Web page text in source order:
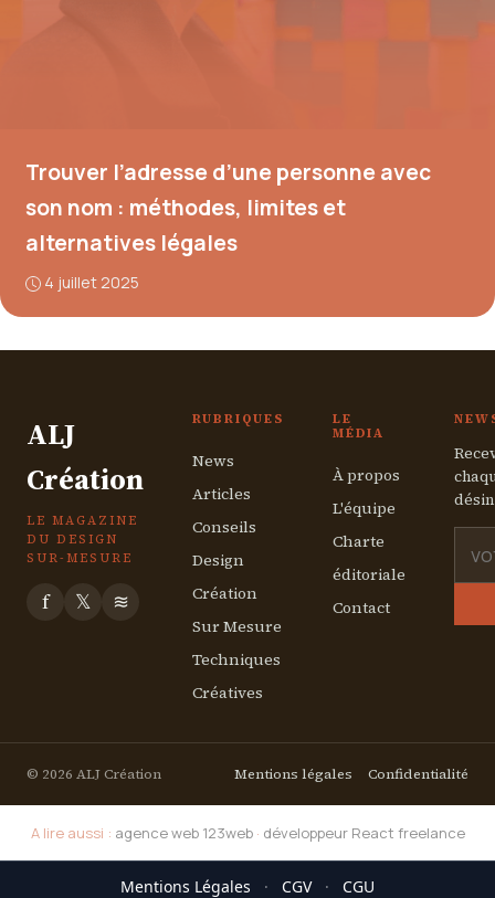
Trouver l’adresse d’une personne avec
son nom : méthodes, limites et
alternatives légales
4 juillet 2025
ALJ
Création
LE MAGAZINE
DU DESIGN
SUR-MESURE
f 𝕏 ≋
RUBRIQUES
News
Articles
Conseils
Design
Création
Sur Mesure
Techniques
Créatives
LE
MÉDIA
À propos
L'équipe
Charte
éditoriale
Contact
© 2026 ALJ Création Mentions légales Confidentialité
A lire aussi : agence web 123web· développeur React freelance
Mentions Légales · CGV · CGU